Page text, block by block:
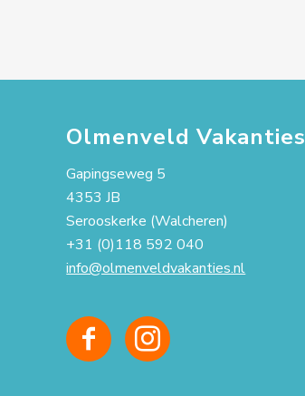
Olmenveld Vakanties
Gapingseweg 5
4353 JB
Serooskerke (Walcheren)
+31 (0)118 592 040
info@olmenveldvakanties.nl